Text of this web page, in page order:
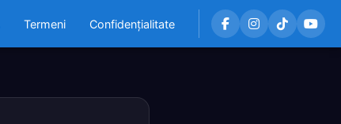
Termeni Confidențialitate